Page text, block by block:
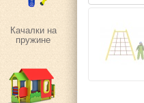
Качалки на
пружине